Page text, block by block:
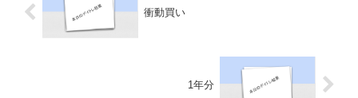
衝動買い
1年分